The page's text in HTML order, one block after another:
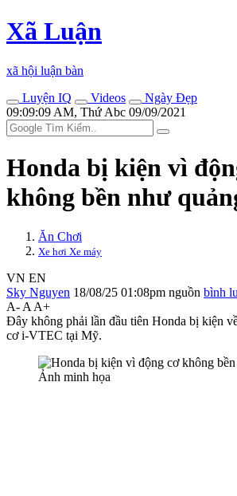
Xã Luận
xã hội luận bàn
Luyện IQ
Videos
Ngày Đẹp
09:09:09 AM, Thứ Abc 09/09/2021
Honda bị kiện vì
không bền như
Ăn Chơi
Xe hơi Xe máy
VN EN
Sky Nguyen 18/08/25 01:08pm nguồn bình
A- A A+
Đây không phải lần đầu tiên Honda bị kiện
cơ i-VTEC tại Mỹ.
Ảnh minh họa